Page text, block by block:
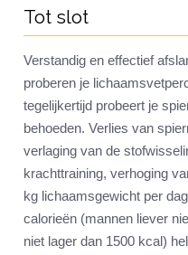
Tot slot
Verstandig en effectief
proberen je
tegelijkertijd probeert je
behoeden. Verlies van
verlaging van de
krachttraining, verhoging
kg lichaamsgewicht per
calorieën (mannen liever
niet lager dan 1500 kcal)